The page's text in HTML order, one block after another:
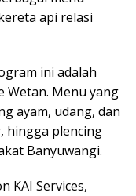
api relasi
ini adalah
Wetan. Menu yang
ayam, udang, dan
hingga plencing
Banyuwangi.
KAI Services,